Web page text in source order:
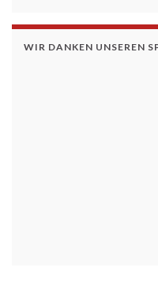
WIR DANKEN UNSEREN